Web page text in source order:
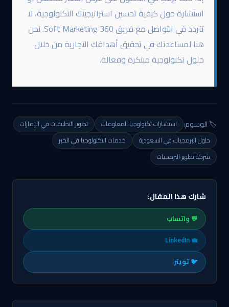
استشارة حول كيفية تحسين استراتيجيتك التكنولوجية، لا
تتردد في التواصل مع فريق 360 Soft Marketing. نحن
هنا لمساعدتك في تحقيق أهدافك التجارية من خلال
حلول تكنولوجية مبتكرة وفعالة.
🏷️ الوسوم: استشارات تكنولوجيا المعلومات
تطوير التطبيقات في الإمارات
حلول البرمجيات في السعودية
خدمات التكنولوجيا في الخبر
شركة تطوير البرمجيات
شارك هذا المقال:
💬 واتساب
💼 LinkedIn
🐦 تويتر